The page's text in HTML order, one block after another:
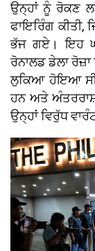
ਉਨ੍ਹਾਂ ਨੂੰ ਰੋਕਣ
ਫਾਇਰਿੰਗ ਕੀਤੀ,
ਭੱਜ ਗਏ। ਇਹ
ਰੋਨਾਲਡ ਡੇਲਾ
ਲੁਕਿਆ ਹੋਇਆ
ਹਨ ਅਤੇ
ਉਨ੍ਹਾਂ ਵਿਰੁੱਧ